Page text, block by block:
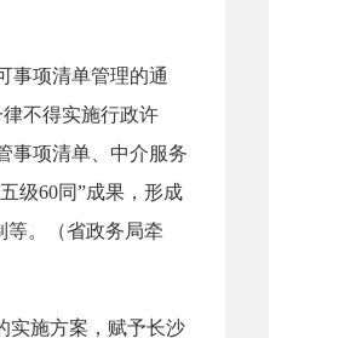
项清单管理的通
不得实施行政许
事项清单、中介服务
级60同”成果，形成
等。（省政务局牵
施方案，赋予长沙